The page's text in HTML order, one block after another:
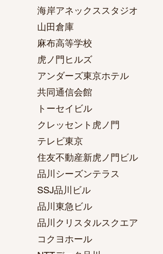
海岸アネックススタジオ
山田倉庫
麻布高等学校
虎ノ門ヒルズ
アンダーズ東京ホテル
共同通信会館
トーセイビル
クレッセント虎ノ門
テレビ東京
住友不動産新虎ノ門ビル
品川シーズンテラス
SSJ品川ビル
品川東急ビル
品川クリスタルスクエア
コクヨホール